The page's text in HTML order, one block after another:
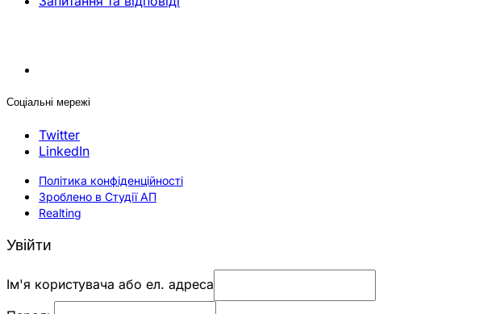
Соціальні мережі
Twitter
LinkedIn
Політика конфіденційності
Зроблено в Студії АП
Realting
Увійти
Ім'я користувача або ел. адреса